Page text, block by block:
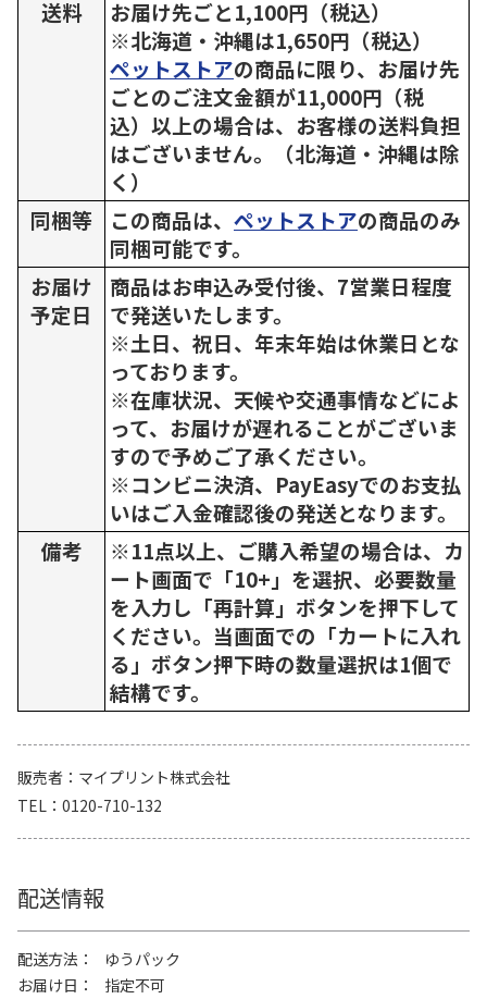
送料
お届け先ごと1,100円（税込）
※北海道・沖縄は1,650円（税込）
ペットストアの商品に限り、お届け先
ごとのご注文金額が11,000円（税
込）以上の場合は、お客様の送料負担
はございません。（北海道・沖縄は除
く）
同梱等
この商品は、 ペットストアの商品のみ
同梱可能です。
お届け
予定日
商品はお申込み受付後、7営業日程度
で発送いたします。
※土日、祝日、年末年始は休業日とな
っております。
※在庫状況、天候や交通事情などによ
って、お届けが遅れることがございま
すので予めご了承ください。
※コンビニ決済、PayEasyでのお支払
いはご入金確認後の発送となります。
備考
※11点以上、ご購入希望の場合は、カ
ート画面で「10+」を選択、必要数量
を入力し「再計算」ボタンを押下して
ください。当画面での「カートに入れ
る」ボタン押下時の数量選択は1個で
結構です。
販売者
マイプリント株式会社
TEL
0120-710-132
配送情報
配送方法
ゆうパック
お届け日
指定不可